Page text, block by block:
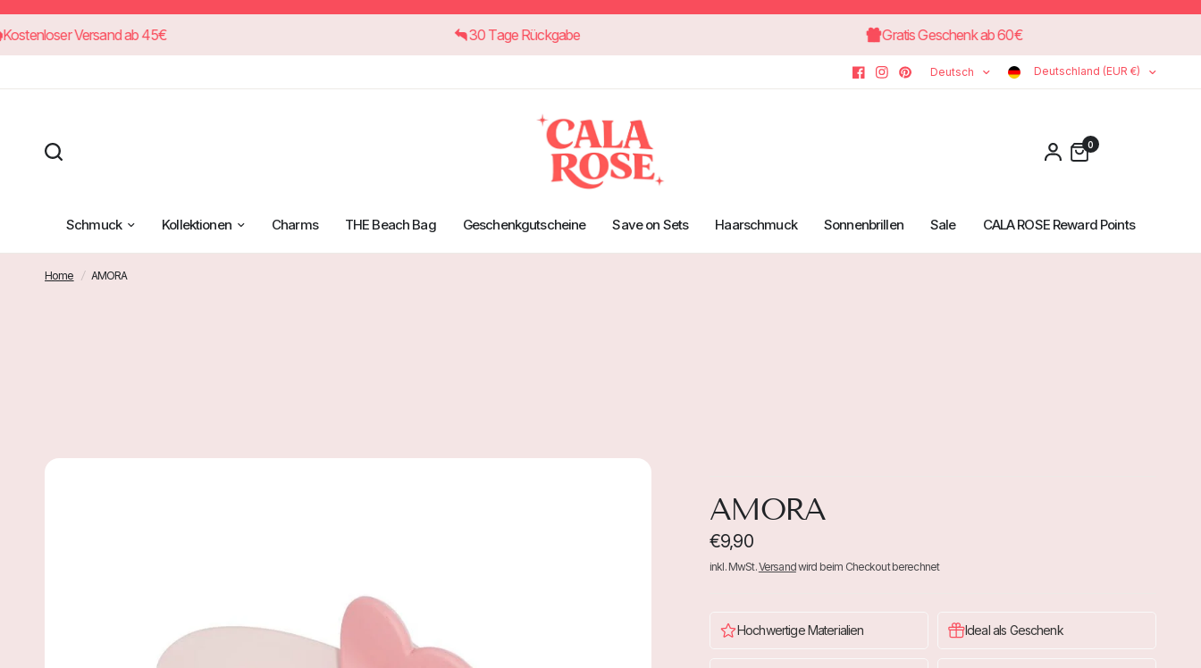
Kostenloser Versand ab 45€ 30 Tage Rückgabe Gratis Geschenk ab 60€
Deutsch Deutschland (EUR €)
0
Schmuck Kollektionen Charms THE Beach Bag Geschenkgutscheine Save on Sets Haarschmuck Sonnenbrillen Sale CALA ROSE Reward Points
Home / AMORA
AMORA
€9,90
inkl. MwSt.Versandwird beim Checkout berechnet
Hochwertige Materialien Ideal als Geschenk